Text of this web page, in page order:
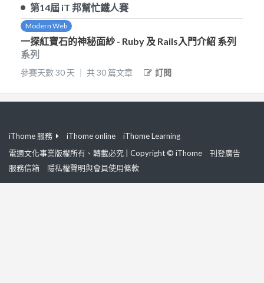
第14屆 iT 邦幫忙鐵人賽
Modern Web
一探紅寶石的神秘面紗 - Ruby 及 Rails入門介紹 系列
系列
參賽天數30 天 共30 篇文章 訂閱
iThome 服務 iThome online
iThome Learning
電週文化事業版權所有、轉載必究 | Copyright © iThome
刊登廣告
服務信箱
隱私權聲明與會員使用條款